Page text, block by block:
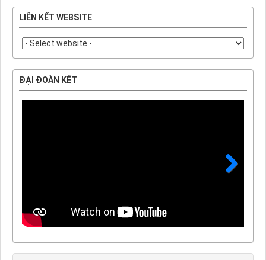
LIÊN KẾT WEBSITE
ĐẠI ĐOÀN KẾT